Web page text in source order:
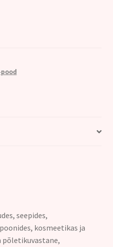
pood
seepides,
kosmeetikas ja
põletikuvastane,